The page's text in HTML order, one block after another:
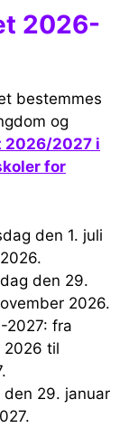
2026-
bestemmes
og
2026/2027 i
for
2026.
2026 til